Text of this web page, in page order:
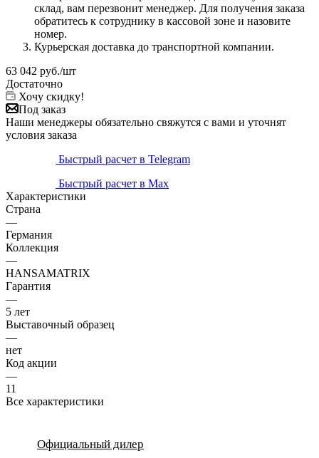
склад, вам перезвонит менеджер. Для получения заказа
обратитесь к сотруднику в кассовой зоне и назовите
номер.
Курьерская доставка до транспортной компании.
63 042 руб./шт
Достаточно
Хочу скидку!
Под заказ
Наши менеджеры обязательно свяжутся с вами и уточнят
условия заказа
Быстрый расчет в Telegram
Быстрый расчет в Max
Характеристики
Страна
—
Германия
Коллекция
—
HANSAMATRIX
Гарантия
—
5 лет
Выставочный образец
—
нет
Код акции
—
11
Все характеристики
Официальный дилер